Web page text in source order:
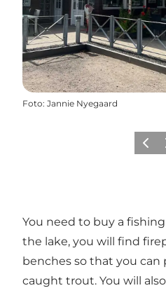
Foto: Jannie Nyegaard
You need to buy a
the lake, you will find
benches so that you can
caught trout. You will